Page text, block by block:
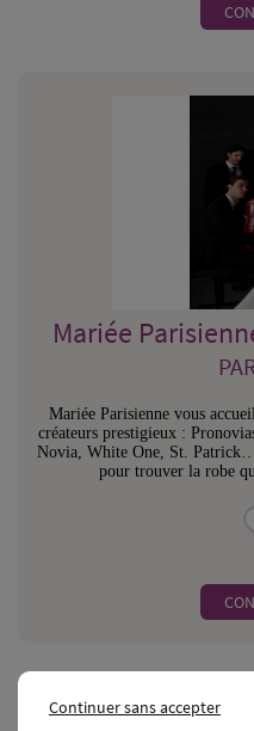
Mariée
Mariée Parisienne vous
créateurs prestigieux :
Novia, White One, St. Patrick…
pour trouver la robe
Continuer sans accepter